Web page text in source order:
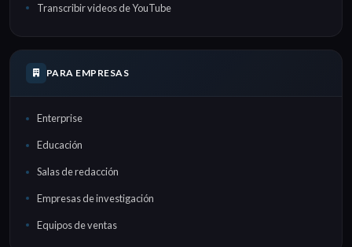
Transcribir videos de YouTube
PARA EMPRESAS
Enterprise
Educación
Salas de redacción
Empresas de investigación
Equipos de ventas